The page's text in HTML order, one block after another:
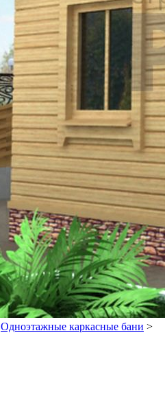
Одноэтажные каркасные бани >